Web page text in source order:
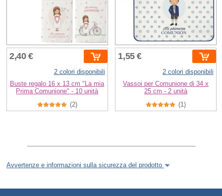
2,40 €
2 colori disponibili
Buste regalo 16 x 13 cm "La mia
Prima Comunione" - 10 unità
(2)
1,55 €
2 colori disponibili
Vassoi per Comunione di 34 x
25 cm - 2 unità
(1)
Avvertenze e informazioni sulla sicurezza del prodotto